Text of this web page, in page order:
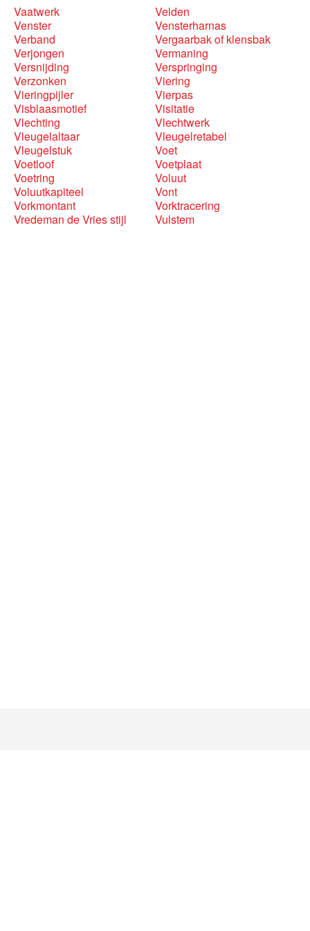
Vaatwerk
Velden
Venster
Vensterharnas
Verband
Vergaarbak of klensbak
Verjongen
Vermaning
Versnijding
Verspringing
Verzonken
Viering
Vieringpijler
Vierpas
Visblaasmotief
Visitatie
Vlechting
Vlechtwerk
Vleugelaltaar
Vleugelretabel
Vleugelstuk
Voet
Voetloof
Voetplaat
Voetring
Voluut
Voluutkapiteel
Vont
Vorkmontant
Vorktracering
Vredeman de Vries stijl
Vulstem